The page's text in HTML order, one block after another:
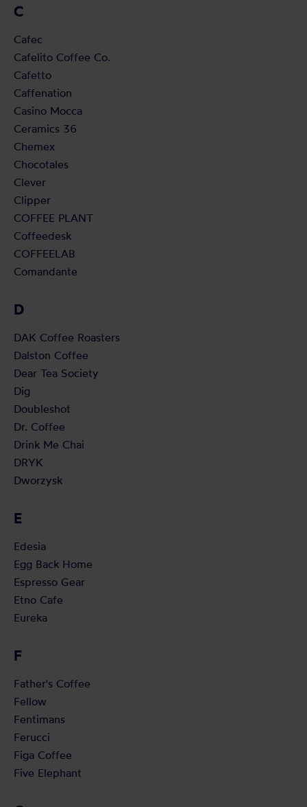
C
Cafec
Cafelito Coffee Co.
Cafetto
Caffenation
Casino Mocca
Ceramics 36
Chemex
Chocotales
Clever
Clipper
COFFEE PLANT
Coffeedesk
COFFEELAB
Comandante
D
DAK Coffee Roasters
Dalston Coffee
Dear Tea Society
Dig
Doubleshot
Dr. Coffee
Drink Me Chai
DRYK
Dworzysk
E
Edesia
Egg Back Home
Espresso Gear
Etno Cafe
Eureka
F
Father's Coffee
Fellow
Fentimans
Ferucci
Figa Coffee
Five Elephant